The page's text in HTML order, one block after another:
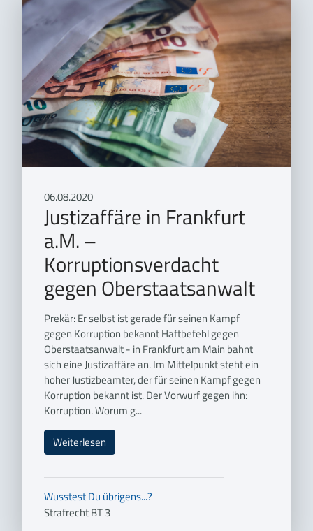
06.08.2020
Justizaffäre in Frankfurt
a.M. –
Korruptionsverdacht
gegen Oberstaatsanwalt
Prekär: Er selbst ist gerade für seinen Kampf
gegen Korruption bekannt Haftbefehl gegen
Oberstaatsanwalt - in Frankfurt am Main bahnt
sich eine Justizaffäre an. Im Mittelpunkt steht ein
hoher Justizbeamter, der für seinen Kampf gegen
Korruption bekannt ist. Der Vorwurf gegen ihn:
Korruption. Worum g...
Weiterlesen
Wusstest Du übrigens...?
Strafrecht BT 3